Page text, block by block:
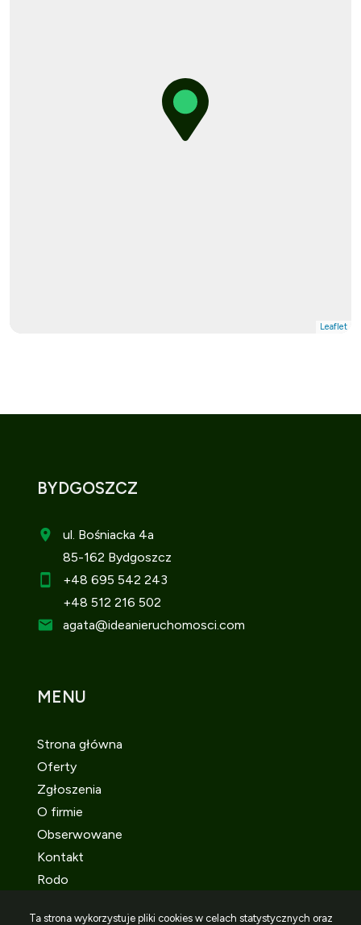
Leaflet
BYDGOSZCZ
ul. Bośniacka 4a
85-162 Bydgoszcz
+48 695 542 243
+48 512 216 502
agata@ideanieruchomosci.com
MENU
Strona główna
Oferty
Zgłoszenia
O firmie
Obserwowane
Kontakt
Rodo
Ta strona wykorzystuje pliki cookies w celach statystycznych oraz